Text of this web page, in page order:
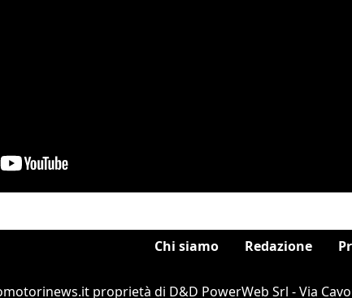
Chi siamo Redazione
proprietà di D&D PowerWeb Srl - Via